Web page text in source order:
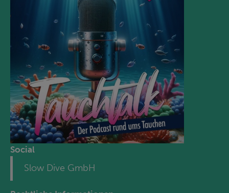
Social
Slow Dive GmbH